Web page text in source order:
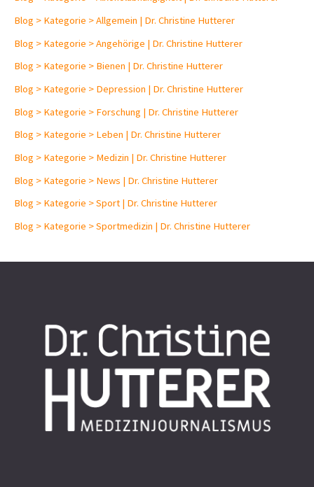
Blog > Kategorie > Allgemein | Dr. Christine Hutterer
Blog > Kategorie > Angehörige | Dr. Christine Hutterer
Blog > Kategorie > Bienen | Dr. Christine Hutterer
Blog > Kategorie > Depression | Dr. Christine Hutterer
Blog > Kategorie > Forschung | Dr. Christine Hutterer
Blog > Kategorie > Leben | Dr. Christine Hutterer
Blog > Kategorie > Medizin | Dr. Christine Hutterer
Blog > Kategorie > News | Dr. Christine Hutterer
Blog > Kategorie > Sport | Dr. Christine Hutterer
Blog > Kategorie > Sportmedizin | Dr. Christine Hutterer